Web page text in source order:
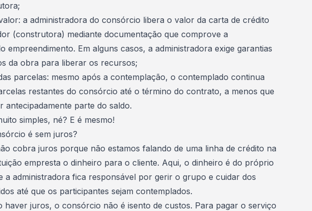
a administradora do consórcio libera o valor da carta de crédito
(construtora) mediante documentação que comprove a
empreendimento. Em alguns casos, a administradora exige garantias
da obra para liberar os recursos;
parcelas: mesmo após a contemplação, o contemplado continua
restantes do consórcio até o término do contrato, a menos que
antecipadamente parte do saldo.
simples, né? E é mesmo!
é sem juros?
cobra juros porque não estamos falando de uma linha de crédito na
empresta o dinheiro para o cliente. Aqui, o dinheiro é do próprio
a administradora fica responsável por gerir o grupo e cuidar dos
até que os participantes sejam contemplados.
haver juros, o consórcio não é isento de custos. Para pagar o serviço